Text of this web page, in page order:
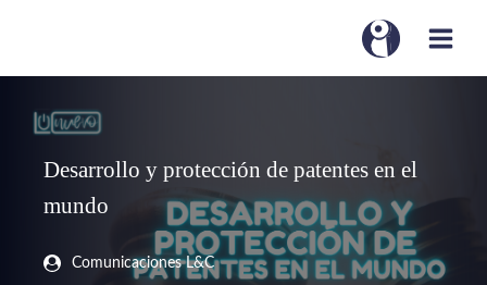
Desarrollo y protección de patentes en el
mundo
Comunicaciones L&C